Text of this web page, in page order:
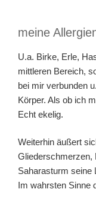
meine
U.a. Birke, Erle,
mittleren Bereich,
bei mir verbunden
Körper. Als ob ich
Echt ekelig.
Weiterhin äußert
Gliederschmerzen,
Saharasturm seine
Im wahrsten Sinne